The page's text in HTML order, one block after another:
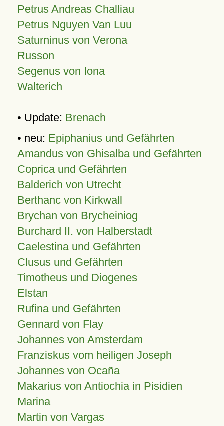
Petrus Andreas Challiau
Petrus Nguyen Van Luu
Saturninus von Verona
Russon
Segenus von Iona
Walterich
• Update: Brenach
• neu: Epiphanius und Gefährten
Amandus von Ghisalba und Gefährten
Coprica und Gefährten
Balderich von Utrecht
Berthanc von Kirkwall
Brychan von Brycheiniog
Burchard II. von Halberstadt
Caelestina und Gefährten
Clusus und Gefährten
Timotheus und Diogenes
Elstan
Rufina und Gefährten
Gennard von Flay
Johannes von Amsterdam
Franziskus vom heiligen Joseph
Johannes von Ocaña
Makarius von Antiochia in Pisidien
Marina
Martin von Vargas